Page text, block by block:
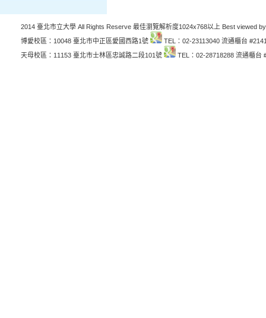
2014 臺北市立大學 All Rights Reserve 最佳瀏覽解析度1024x768以上 Best viewed
博愛校區：10048 臺北市中正區愛國西路1號
TEL：02-23113040 流通櫃台
天母校區：11153 臺北市士林區忠誠路二段101號
TEL：02-28718288 流通櫃台